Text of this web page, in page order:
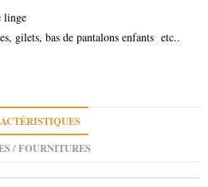
linge
gilets, bas de pantalons enfants etc..
/ FOURNITURES